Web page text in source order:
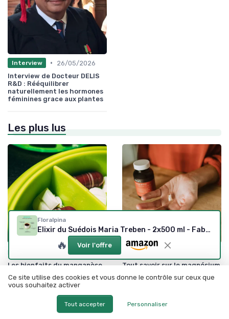
Interview •
26/05/2026
Interview de Docteur DELIS
R&D : Rééquilibrer
naturellement les hormones
féminines grace aux plantes
Les plus lus
Minéraux
29/07/2025
Les bienfaits du manganèse
oligosols
Minéraux
Tout savoir sur le magnésium
utilisations et conseils
Floralpina
Elixir du Suédois Maria Treben - 2x500 ml - Fabrication France
🔥 Voir l'offre
Ce site utilise des cookies et vous donne le contrôle sur ceux que
vous souhaitez activer
Tout accepter Personnaliser